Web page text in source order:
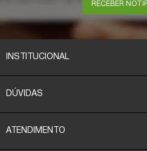
RECEBER
INSTITUCIONAL
DÚVIDAS
ATENDIMENTO